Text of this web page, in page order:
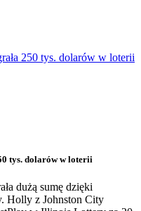
tys. dolarów w loterii
dużą sumę dzięki
Holly z Johnston City